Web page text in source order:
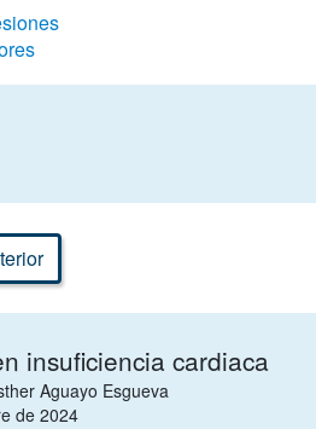
insuficiencia cardiaca
Aguayo Esgueva
de 2024